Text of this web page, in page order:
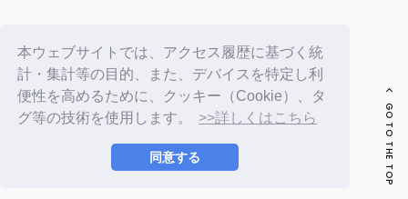
本ウェブサイトでは、アクセス履歴に基づく統
計・集計等の目的、また、デバイスを特定し利
便性を高めるために、クッキー（Cookie）、タ
グ等の技術を使用します。
>>詳しくはこちら
同意する GO TO THE TOP